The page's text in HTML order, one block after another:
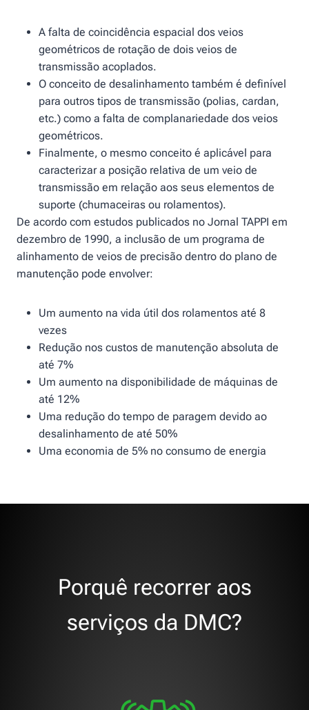
A falta de coincidência espacial dos veios
geométricos de rotação de dois veios de
transmissão acoplados.
O conceito de desalinhamento também é definível
para outros tipos de transmissão (polias, cardan,
etc.) como a falta de complanariedade dos veios
geométricos.
Finalmente, o mesmo conceito é aplicável para
caracterizar a posição relativa de um veio de
transmissão em relação aos seus elementos de
suporte (chumaceiras ou rolamentos).
De acordo com estudos publicados no Jornal TAPPI em
dezembro de 1990, a inclusão de um programa de
alinhamento de veios de precisão dentro do plano de
manutenção pode envolver:
Um aumento na vida útil dos rolamentos até 8
vezes
Redução nos custos de manutenção absoluta de
até 7%
Um aumento na disponibilidade de máquinas de
até 12%
Uma redução do tempo de paragem devido ao
desalinhamento de até 50%
Uma economia de 5% no consumo de energia
Porquê recorrer aos
serviços da DMC?